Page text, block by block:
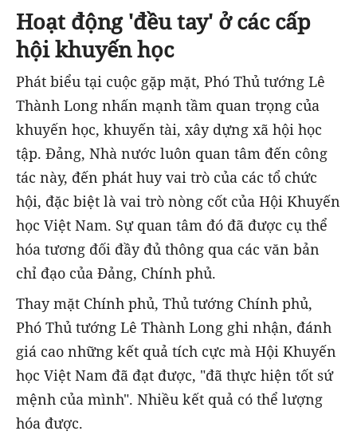
Hoạt động 'đều tay' ở các cấp
hội khuyến học
Phát biểu tại cuộc gặp mặt, Phó Thủ tướng Lê
Thành Long nhấn mạnh tầm quan trọng của
khuyến học, khuyến tài, xây dựng xã hội học
tập. Đảng, Nhà nước luôn quan tâm đến công
tác này, đến phát huy vai trò của các tổ chức
hội, đặc biệt là vai trò nòng cốt của Hội Khuyến
học Việt Nam. Sự quan tâm đó đã được cụ thể
hóa tương đối đầy đủ thông qua các văn bản
chỉ đạo của Đảng, Chính phủ.
Thay mặt Chính phủ, Thủ tướng Chính phủ,
Phó Thủ tướng Lê Thành Long ghi nhận, đánh
giá cao những kết quả tích cực mà Hội Khuyến
học Việt Nam đã đạt được, "đã thực hiện tốt sứ
mệnh của mình". Nhiều kết quả có thể lượng
hóa được.